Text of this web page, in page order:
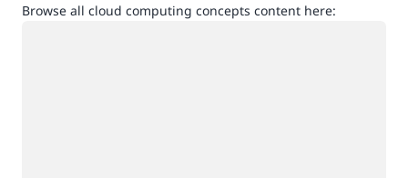
Browse all cloud computing concepts content here: